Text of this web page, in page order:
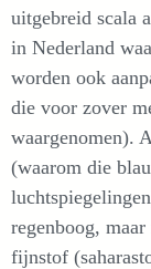
uitgebreid scala
in Nederland
worden ook
die voor zover
waargenomen).
(waarom die
regenboog,
fijnstof